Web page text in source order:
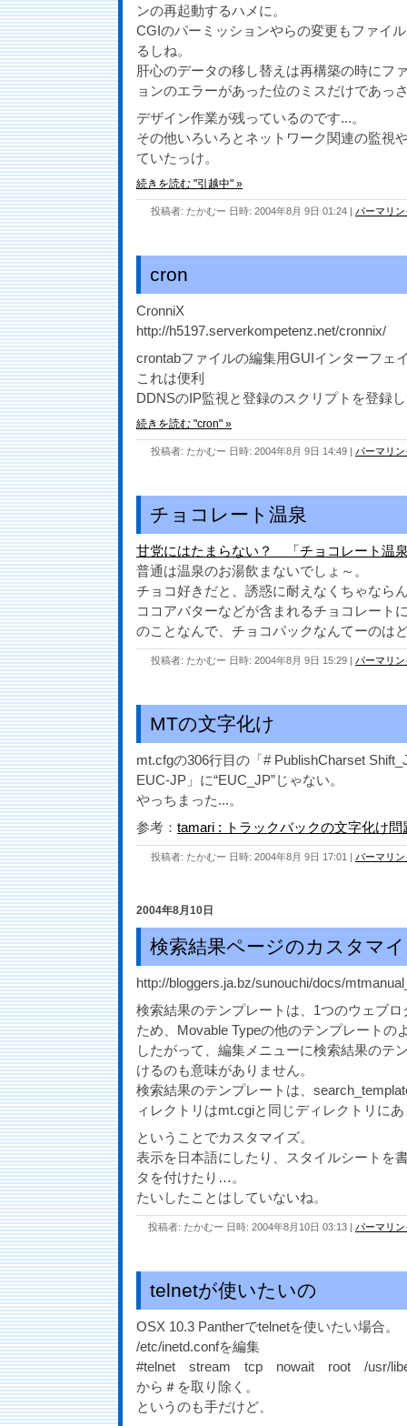
ンの再起動するハメに。
CGIのパーミッションやらの変更もファイ
るしね。
肝心のデータの移し替えは再構築の時にフ
ョンのエラーがあった位のミスだけであっ
デザイン作業が残っているのです...。
その他いろいろとネットワーク関連の監視
ていたっけ。
続きを読む "引越中" »
投稿者: たかむー 日時: 2004年8月 9日 01:24 | パーマリン
cron
CronniX
http://h5197.serverkompetenz.net/cronnix/
crontabファイルの編集用GUIインターフェ
これは便利
DDNSのIP監視と登録のスクリプトを登録
続きを読む "cron" »
投稿者: たかむー 日時: 2004年8月 9日 14:49 | パーマリン
チョコレート温泉
甘党にはたまらない？ 「チョコレート温
普通は温泉のお湯飲まないでしょ～。
チョコ好きだと、誘惑に耐えなくちゃなら
ココアバターなどが含まれるチョコレート
のことなんで、チョコパックなんてーのは
投稿者: たかむー 日時: 2004年8月 9日 15:29 | パーマリン
MTの文字化け
mt.cfgの306行目の「# PublishCharset
EUC-JP」に“EUC_JP”じゃない。
やっちまった...。
参考： tamari : トラックバックの文字化け問
投稿者: たかむー 日時: 2004年8月 9日 17:01 | パーマリン
2004年8月10日
検索結果ページのカスタマ
http://bloggers.ja.bz/sunouchi/docs/
検索結果のテンプレートは、1つのウェブ
ため、Movable Typeの他のテンプレートの
したがって、編集メニューに検索結果のテ
けるのも意味がありません。
検索結果のテンプレートは、
ィレクトリはmt.cgiと同じディレクトリに
ということでカスタマイズ。
表示を日本語にしたり、スタイルシートを
タを付けたり…。
たいしたことはしていないね。
投稿者: たかむー 日時: 2004年8月10日 03:13 | パーマリン
telnetが使いたいの
OSX 10.3 Pantherでtelnetを使いたい場合。
/etc/inetd.confを編集
#telnet stream tcp nowait root /usr/
から＃を取り除く。
というのも手だけど、